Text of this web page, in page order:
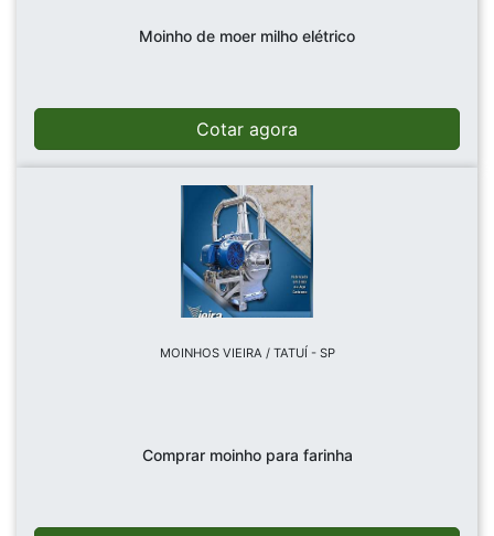
Moinho de moer milho elétrico
Cotar agora
MOINHOS VIEIRA / TATUÍ - SP
Comprar moinho para farinha